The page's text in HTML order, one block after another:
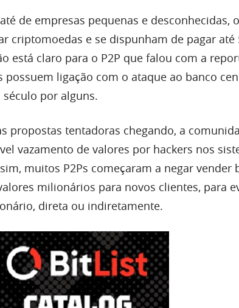
de empresas pequenas e desconhecidas,
criptomoedas e se dispunham de pagar até
está claro para o P2P que falou com a
possuem ligação com o ataque ao banco
por alguns.
propostas tentadoras chegando, a
vazamento de valores por hackers nos
muitos P2Ps começaram a negar vender
milionários para novos clientes, para
direta ou indiretamente.